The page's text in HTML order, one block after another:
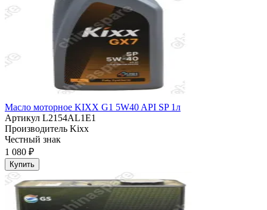
Масло моторное KIXX G1 5W40 API SP 1л
Артикул L2154AL1E1
Производитель Kixx
Честный знак
1 080 ₽
Купить